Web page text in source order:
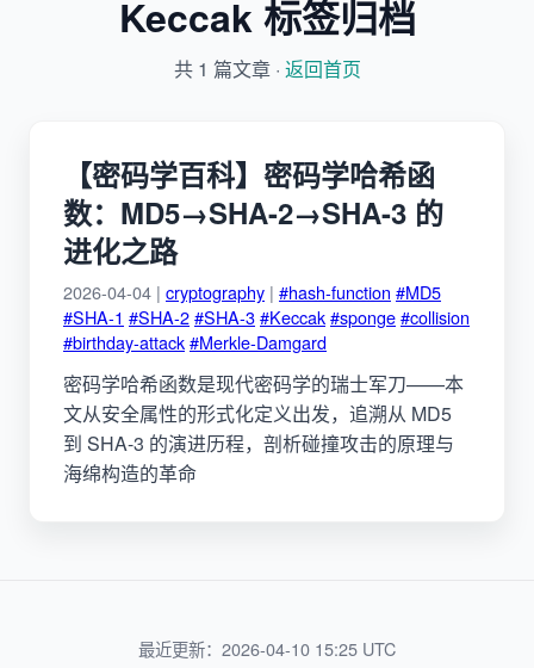
Keccak 标签归档
共 1 篇文章 · 返回首页
【密码学百科】密码学哈希函
数：MD5→SHA-2→SHA-3 的
进化之路
2026-04-04 | cryptography | #hash-function #MD5
#SHA-1 #SHA-2#SHA-3#Keccak#sponge#collision
#birthday-attack#Merkle-Damgard
密码学哈希函数是现代密码学的瑞士军刀——本
文从安全属性的形式化定义出发，追溯从 MD5
到 SHA-3 的演进历程，剖析碰撞攻击的原理与
海绵构造的革命
最近更新：2026-04-10 15:25 UTC